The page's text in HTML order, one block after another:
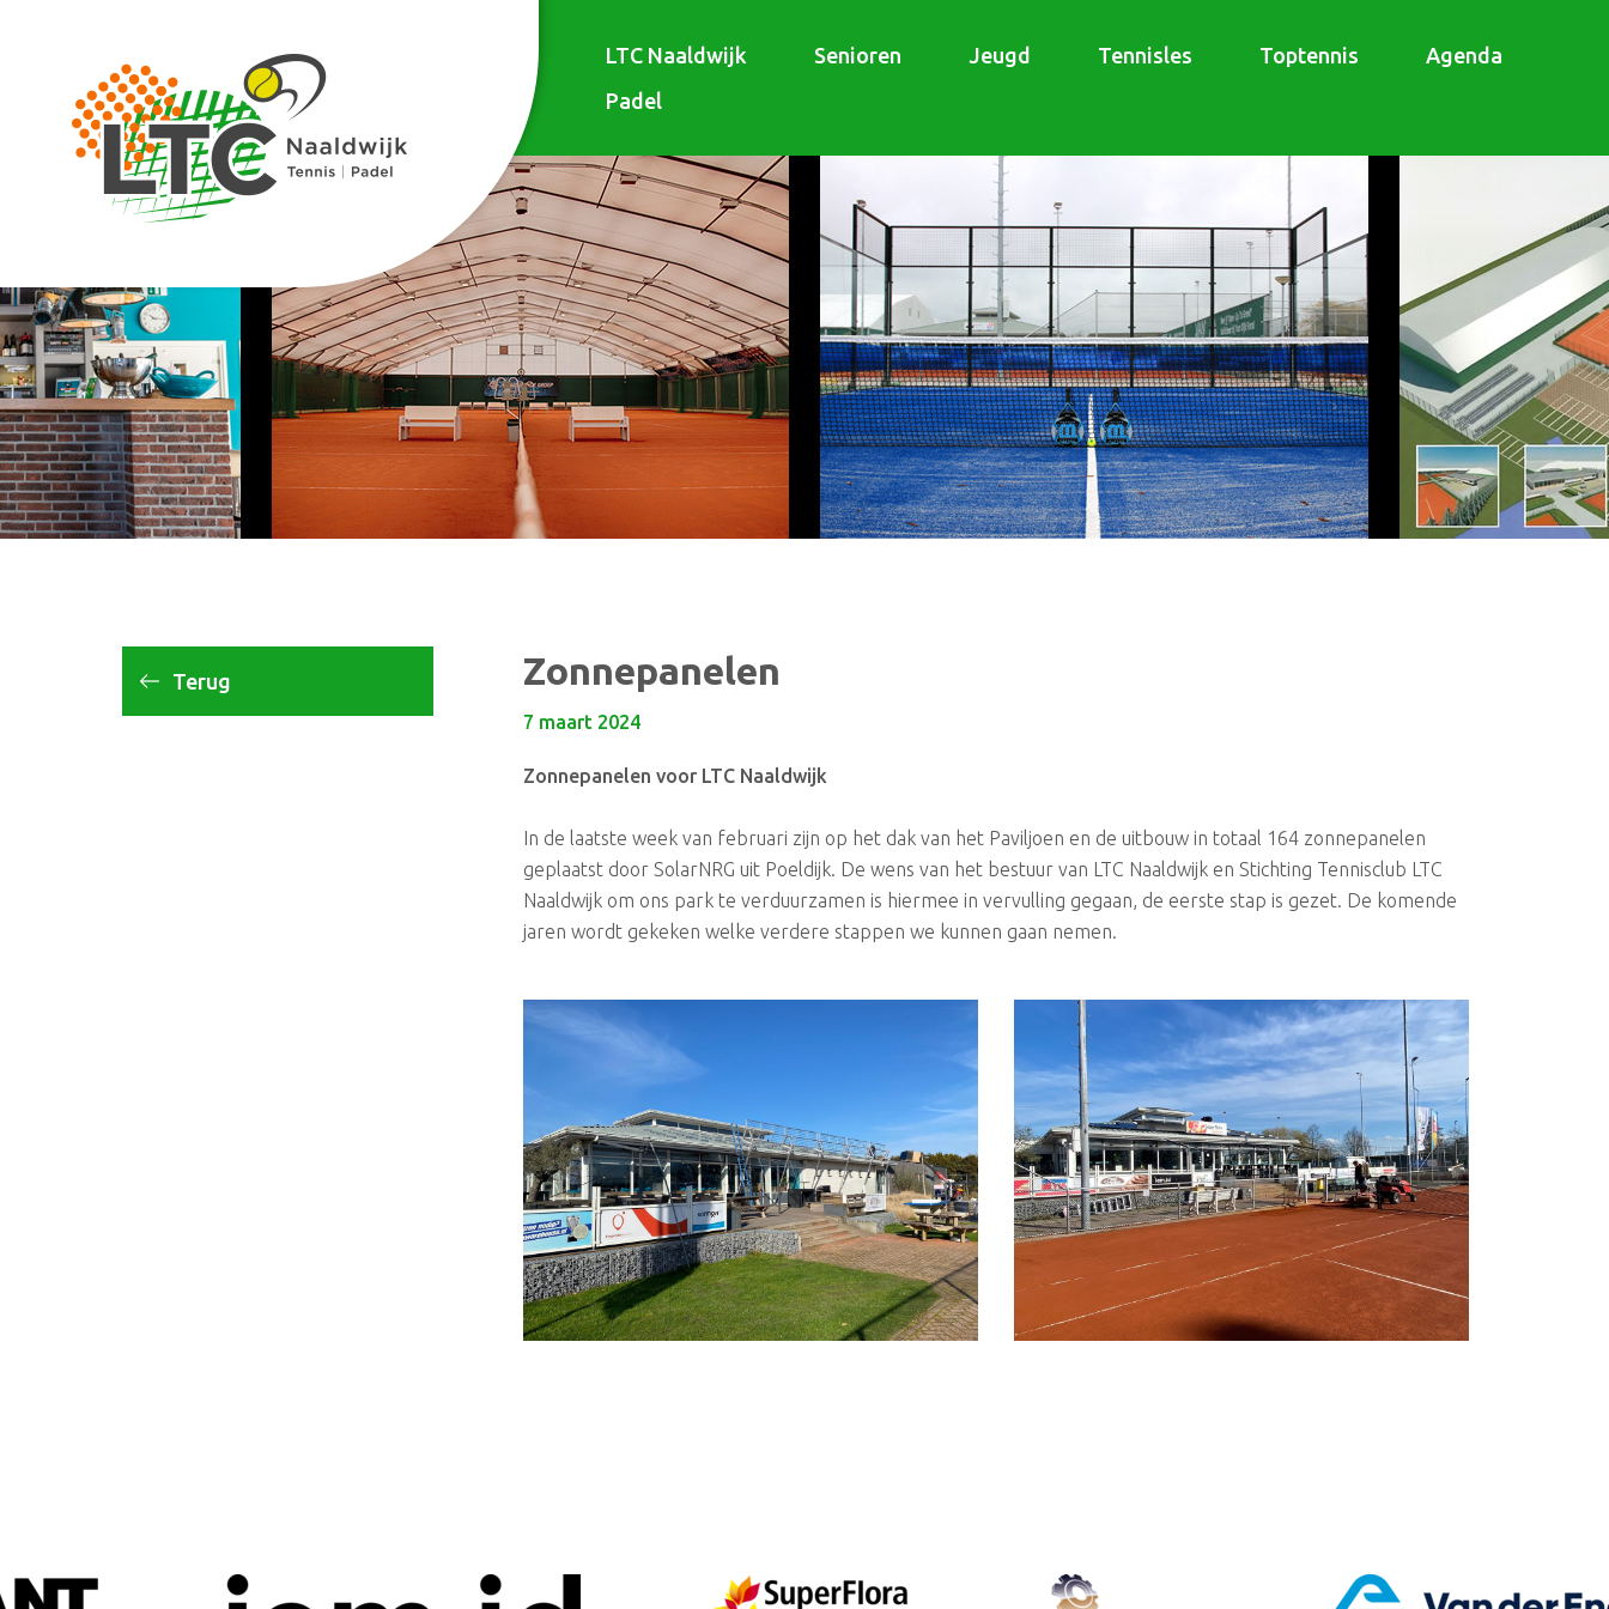
LTC Naaldwijk Senioren Jeugd Tennisles Toptennis
Agenda
Padel
Terug Zonnepanelen
7 maart 2024
Zonnepanelen voor LTC Naaldwijk
In de laatste week van februari zijn op het dak van het Paviljoen en de uitbouw in totaal 164 zonnepanelen
geplaatst door SolarNRG uit Poeldijk. De wens van het bestuur van LTC Naaldwijk en Stichting Tennisclub LTC
Naaldwijk om ons park te verduurzamen is hiermee in vervulling gegaan, de eerste stap is gezet. De komende
jaren wordt gekeken welke verdere stappen we kunnen gaan nemen.